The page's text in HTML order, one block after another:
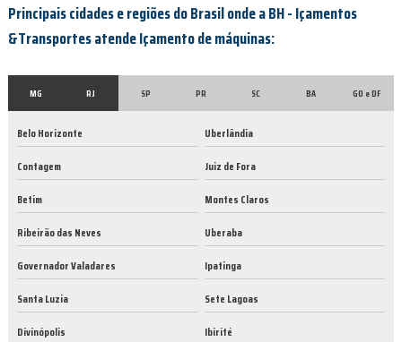
Principais cidades e regiões do Brasil onde a BH - Içamentos
&Transportes atende Içamento de máquinas:
MG RJ SP PR SC BA GO e DF
Belo Horizonte
Uberlândia
Contagem
Juiz de Fora
Betim
Montes Claros
Ribeirão das Neves
Uberaba
Governador Valadares
Ipatinga
Santa Luzia
Sete Lagoas
Divinópolis
Ibirité